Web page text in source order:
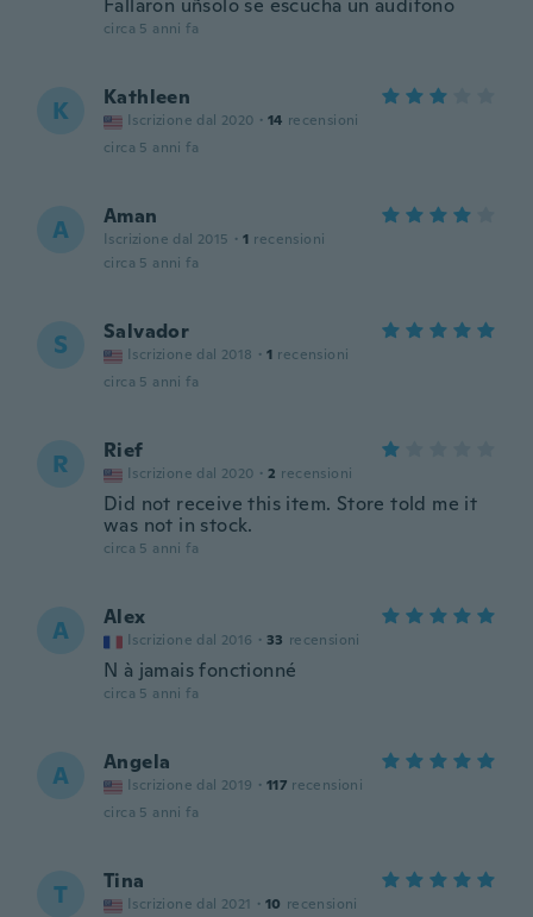
Fallaron uñsolo se escucha un audífono
circa 5 anni fa
K Kathleen
Iscrizione dal 2020 · 14 recensioni
circa 5 anni fa
A Aman
Iscrizione dal 2015 · 1 recensioni
circa 5 anni fa
S Salvador
Iscrizione dal 2018 · 1 recensioni
circa 5 anni fa
R Rief
Iscrizione dal 2020 · 2 recensioni
Did not receive this item. Store told me it
was not in stock.
circa 5 anni fa
A Alex
Iscrizione dal 2016 · 33 recensioni
N à jamais fonctionné
circa 5 anni fa
A Angela
Iscrizione dal 2019 · 117 recensioni
circa 5 anni fa
T Tina
Iscrizione dal 2021 · 10 recensioni